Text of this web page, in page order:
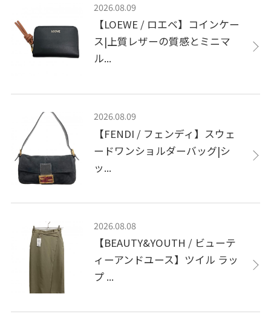
2026.08.09
【LOEWE / ロエベ】コインケー
ス|上質レザーの質感とミニマ
ル...
2026.08.09
【FENDI / フェンディ】スウェ
ードワンショルダーバッグ|シ
ッ...
2026.08.08
【BEAUTY&YOUTH / ビューテ
ィーアンドユース】ツイル ラッ
プ ...